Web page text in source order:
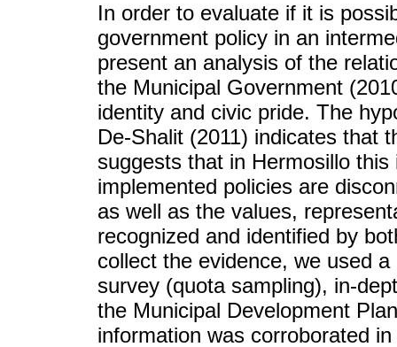
In order to evaluate if it is
government policy in an
present an analysis of the
the Municipal Government
identity and civic pride. The
De-Shalit (2011) indicates that
suggests that in Hermosillo
implemented policies are
as well as the values,
recognized and identified by
collect the evidence, we used
survey (quota sampling), in-
the Municipal Development
information was corroborated